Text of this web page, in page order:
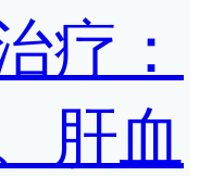
疗：
肝血